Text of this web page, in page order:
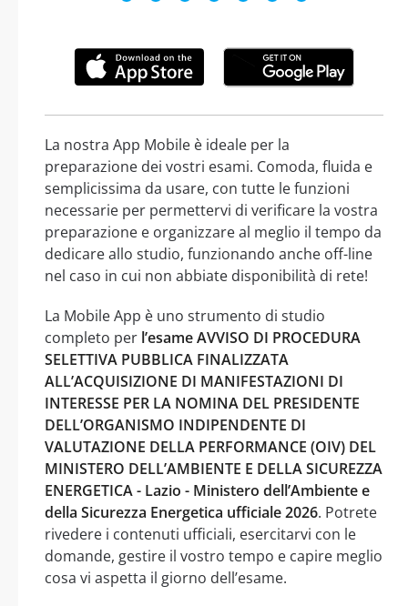
La nostra App Mobile è ideale per la
preparazione dei vostri esami. Comoda, fluida e
semplicissima da usare, con tutte le funzioni
necessarie per permettervi di verificare la vostra
preparazione e organizzare al meglio il tempo da
dedicare allo studio, funzionando anche off-line
nel caso in cui non abbiate disponibilità di rete!
La Mobile App è uno strumento di studio
completo per l’esame AVVISO DI PROCEDURA
SELETTIVA PUBBLICA FINALIZZATA
ALL’ACQUISIZIONE DI MANIFESTAZIONI DI
INTERESSE PER LA NOMINA DEL PRESIDENTE
DELL’ORGANISMO INDIPENDENTE DI
VALUTAZIONE DELLA PERFORMANCE (OIV) DEL
MINISTERO DELL’AMBIENTE E DELLA SICUREZZA
ENERGETICA - Lazio - Ministero dell’Ambiente e
della Sicurezza Energetica ufficiale 2026. Potrete
rivedere i contenuti ufficiali, esercitarvi con le
domande, gestire il vostro tempo e capire meglio
cosa vi aspetta il giorno dell’esame.